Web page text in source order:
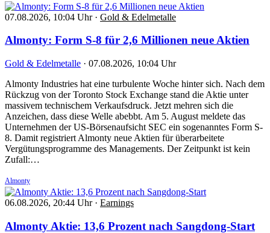
07.08.2026, 10:04 Uhr · Gold & Edelmetalle
Almonty: Form S-8 für 2,6 Millionen neue Aktien
Gold & Edelmetalle · 07.08.2026, 10:04 Uhr
Almonty Industries hat eine turbulente Woche hinter sich. Nach dem
Rückzug von der Toronto Stock Exchange stand die Aktie unter
massivem technischem Verkaufsdruck. Jetzt mehren sich die
Anzeichen, dass diese Welle abebbt. Am 5. August meldete das
Unternehmen der US-Börsenaufsicht SEC ein sogenanntes Form S-
8. Damit registriert Almonty neue Aktien für überarbeitete
Vergütungsprogramme des Managements. Der Zeitpunkt ist kein
Zufall:…
Almonty
06.08.2026, 20:44 Uhr · Earnings
Almonty Aktie: 13,6 Prozent nach Sangdong-Start